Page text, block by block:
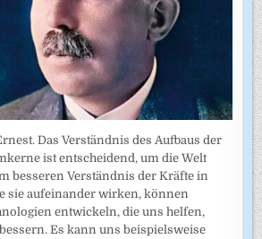
Das Verständnis des Aufbaus der
ist entscheidend, um die Welt
besseren Verständnis der Kräfte in
sie aufeinander wirken, können
entwickeln, die uns helfen,
Es kann uns beispielsweise